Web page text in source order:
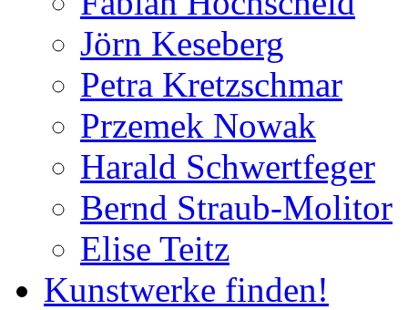
Jörn Keseberg
Petra Kretzschmar
Przemek Nowak
Harald Schwertfeger
Bernd Straub-Molitor
Elise Teitz
Kunstwerke finden!